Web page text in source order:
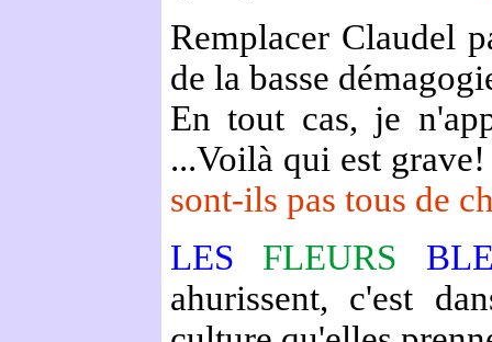
Remplacer Claudel
de la basse
En tout cas, je
...Voilà qui est
sont-ils pas tous de
LES FLEURS
ahurissent, c'est